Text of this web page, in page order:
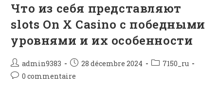
Что из себя представляют
slots On X Casino с победными
уровнями и их особенности
admin9383 28 décembre 2024
7150_ru
0 commentaire